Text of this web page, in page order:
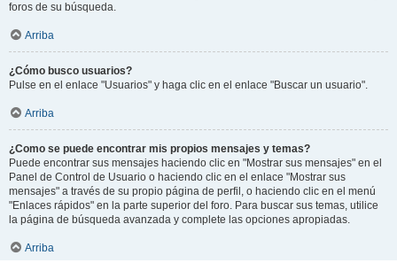
foros de su búsqueda.
Arriba
¿Cómo busco usuarios?
Pulse en el enlace "Usuarios" y haga clic en el enlace "Buscar un usuario".
Arriba
¿Como se puede encontrar mis propios mensajes y temas?
Puede encontrar sus mensajes haciendo clic en "Mostrar sus mensajes" en el
Panel de Control de Usuario o haciendo clic en el enlace "Mostrar sus
mensajes" a través de su propio página de perfil, o haciendo clic en el menú
"Enlaces rápidos" en la parte superior del foro. Para buscar sus temas, utilice
la página de búsqueda avanzada y complete las opciones apropiadas.
Arriba